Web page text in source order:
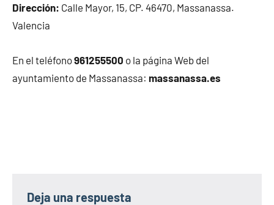
Dirección: Calle Mayor, 15, CP. 46470, Massanassa.
Valencia
En el teléfono961255500 o la página Web del
ayuntamiento de Massanassa: massanassa.es
Deja una respuesta